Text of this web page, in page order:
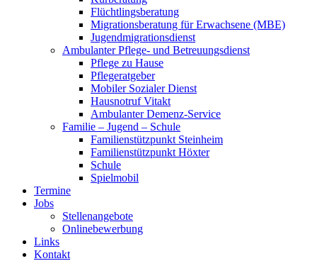
Flüchtlingsberatung
Migrationsberatung für Erwachsene (MBE)
Jugendmigrationsdienst
Ambulanter Pflege- und Betreuungsdienst
Pflege zu Hause
Pflegeratgeber
Mobiler Sozialer Dienst
Hausnotruf Vitakt
Ambulanter Demenz-Service
Familie – Jugend – Schule
Familienstützpunkt Steinheim
Familienstützpunkt Höxter
Schule
Spielmobil
Termine
Jobs
Stellenangebote
Onlinebewerbung
Links
Kontakt